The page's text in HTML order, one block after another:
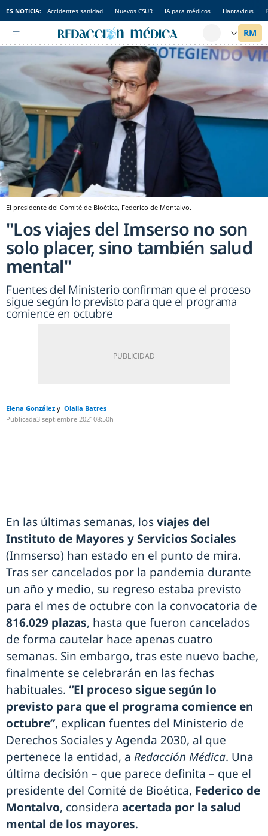
ES NOTICIA: Accidentes sanidad Nuevos CSUR IA para médicos Hantavirus
El presidente del Comité de Bioética, Federico de Montalvo.
"Los viajes del Imserso no son
solo placer, sino también salud
mental"
Fuentes del Ministerio confirman que el proceso
sigue según lo previsto para que el programa
comience en octubre
Elena González
Olalla Batres
Publicada3 septiembre 202108:50h
En las últimas semanas, losviajes del
Instituto de Mayores y Servicios Sociales
(Inmserso) han estado en el punto de mira.
Tras ser cancelados por la pandemia durante
un año y medio, su regreso estaba previsto
para el mes de octubre con la convocatoria de
816.029 plazas, hasta que fueron cancelados
de forma cautelar hace apenas cuatro
semanas. Sin embargo, tras este nuevo bache,
finalmente se celebrarán en las fechas
habituales. “El proceso sigue según lo
previsto para que el programa comience en
octubre”, explican fuentes del Ministerio de
Derechos Sociales y Agenda 2030, al que
pertenece la entidad, a Redacción Médica. Una
última decisión – que parece definita – que el
presidente del Comité de Bioética, Federico de
Montalvo, considera acertada por la salud
mental de los mayores.